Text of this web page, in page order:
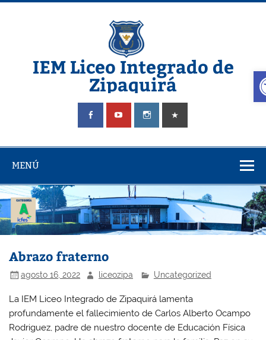
Saltar
IEM Liceo Integrado de
Zipaquirá
Pagina del Liceo Integrado Zipaquira
MENÚ
Abrazo fraterno
agosto 16, 2022 liceozipa Uncategorized
La IEM Liceo Integrado de Zipaquirá lamenta
profundamente el fallecimiento de Carlos Alberto Ocampo
Rodriguez, padre de nuestro docente de Educación Física